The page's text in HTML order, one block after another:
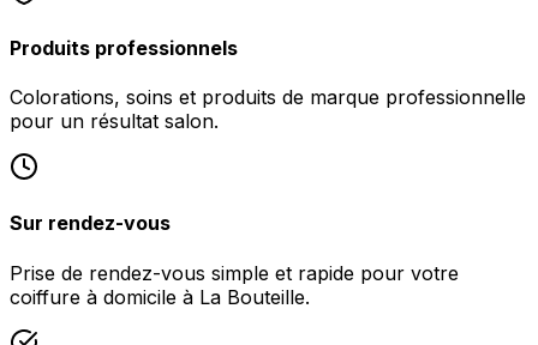
Produits professionnels
Colorations, soins et produits de marque professionnelle
pour un résultat salon.
Sur rendez-vous
Prise de rendez-vous simple et rapide pour votre
coiffure à domicile à La Bouteille.